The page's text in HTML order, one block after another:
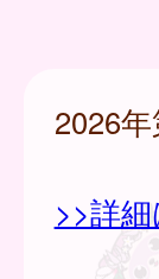
2026
>>詳